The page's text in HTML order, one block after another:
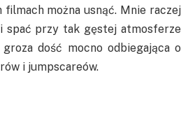
filmach można usnąć. Mnie raczej
spać przy tak gęstej atmosferze
dość mocno odbiegająca o
i jumpscareów.